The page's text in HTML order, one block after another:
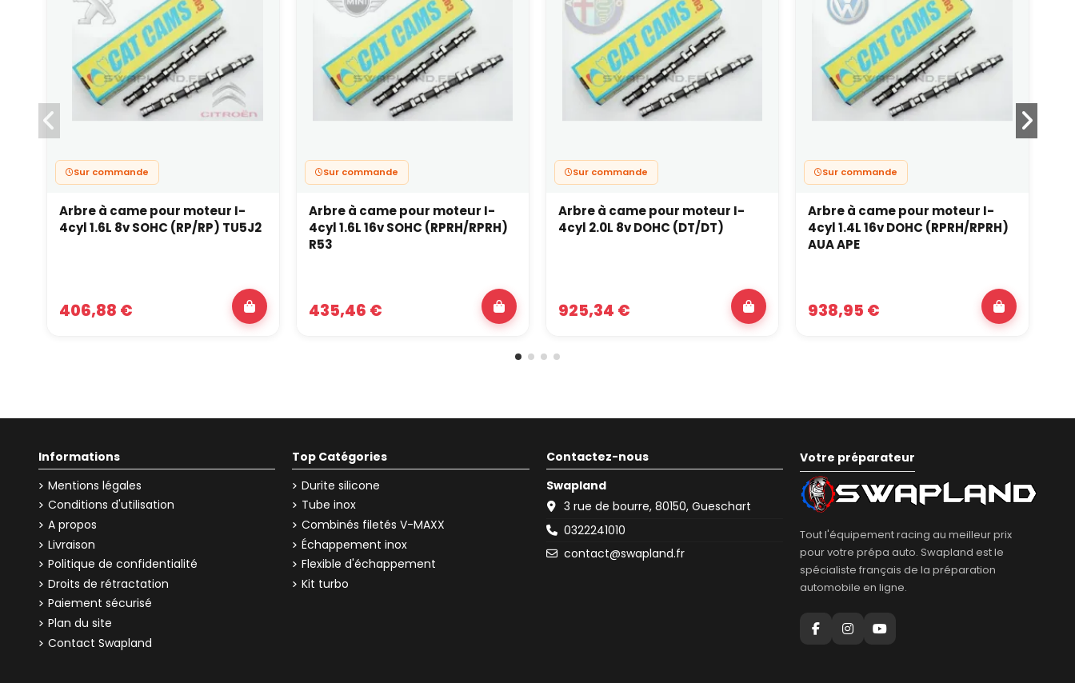
Sur commande
Arbre à came pour moteur I-
4cyl 1.6L 8v SOHC (RP/RP) TU5J2
406,88 €
Sur commande
Arbre à came pour moteur I-
4cyl 1.6L 16v SOHC (RPRH/RPRH)
R53
435,46 €
Sur commande
Arbre à came pour moteur I-
4cyl 2.0L 8v DOHC (DT/DT)
925,34 €
Sur commande
Arbre à came pour moteur I-
4cyl 1.4L 16v DOHC (RPRH/RPRH)
AUA APE
938,95 €
Informations
Mentions légales
Conditions d'utilisation
A propos
Livraison
Politique de confidentialité
Droits de rétractation
Paiement sécurisé
Plan du site
Contact Swapland
Top Catégories
Durite silicone
Tube inox
Combinés filetés V-MAXX
Échappement inox
Flexible d'échappement
Kit turbo
Contactez-nous
Swapland
3 rue de bourre, 80150, Gueschart
0322241010
contact@swapland.fr
Votre préparateur
Tout l'équipement racing au meilleur prix
pour votre prépa auto. Swapland est le
spécialiste français de la préparation
automobile en ligne.